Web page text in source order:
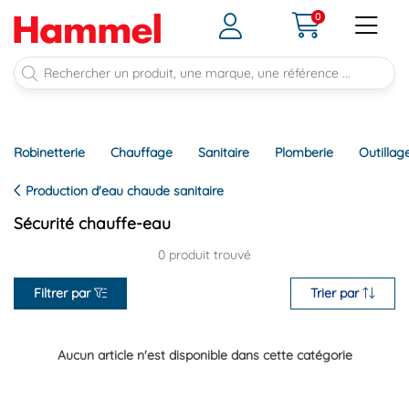
0
Robinetterie Chauffage Sanitaire Plomberie
Production d'eau chaude sanitaire
Sécurité chauffe-eau
0 produit trouvé
Filtrer par Trier par
Aucun article n'est disponible dans cette catégorie